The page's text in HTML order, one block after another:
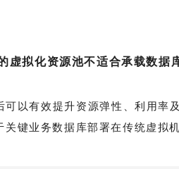
虚拟化资源池不适合承载数据
可以有效提升资源弹性、利用率
关键业务数据库部署在传统虚拟